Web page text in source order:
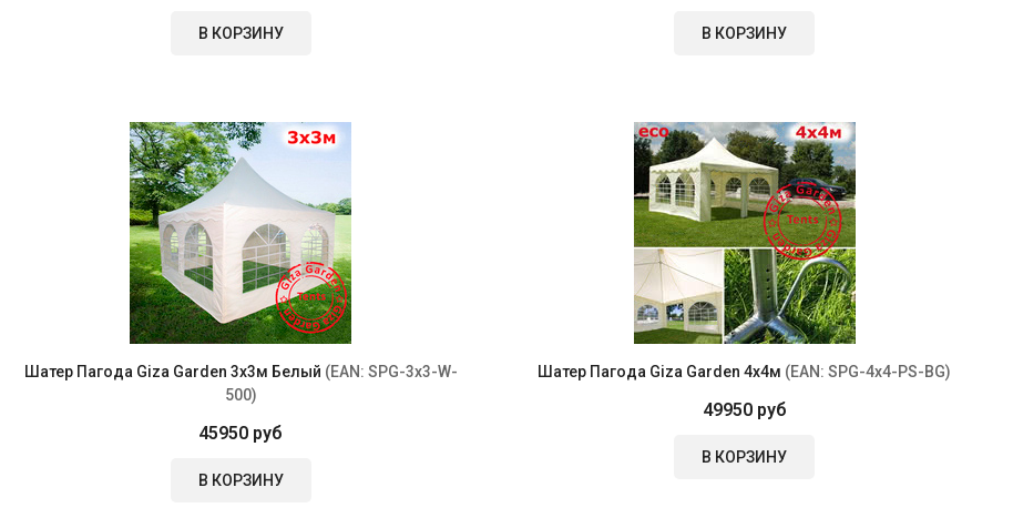
В КОРЗИНУ В КОРЗИНУ
Шатер Пагода Giza Garden 3х3м Белый (EAN: SPG-3x3-W-
500)
45950 руб
В КОРЗИНУ
Шатер Пагода Giza Garden 4х4м (EAN:SPG-4x4-PS-BG)
49950 руб
В КОРЗИНУ